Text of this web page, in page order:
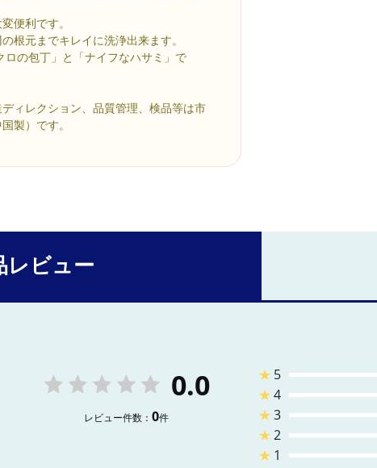
便利です。
根元までキレイに洗浄出来ます。
の包丁」と「ナイフなハサミ」で
ィレクション、品質管理、検品等は市
製）です。
レビュー
0.0
レビュー件数： 0件
★ 5
★4
★3
★2
★ 1